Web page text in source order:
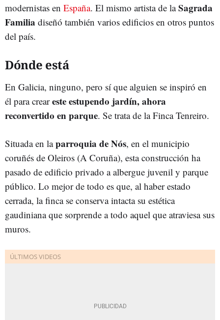
modernistas en España. El mismo artista de laSagrada
Familia diseñó también varios edificios en otros puntos
del país.
Dónde está
En Galicia, ninguno, pero sí que alguien se inspiró en
él para creareste estupendo jardín, ahora
reconvertido en parque. Se trata de la Finca Tenreiro.
Situada en laparroquia de Nós, en el municipio
coruñés de Oleiros (A Coruña), esta construcción ha
pasado de edificio privado a albergue juvenil y parque
público. Lo mejor de todo es que, al haber estado
cerrada, la finca se conserva intacta su estética
gaudiniana que sorprende a todo aquel que atraviesa sus
muros.